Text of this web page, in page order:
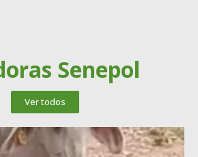
Senepol
Ver todos